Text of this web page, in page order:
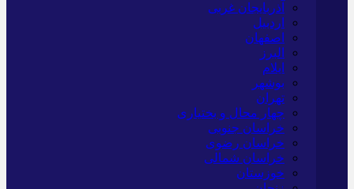
آذربایجان غربی
اردبیل
اصفهان
البرز
ایلام
بوشهر
تهران
چهار محال و بختیاری
خراسان جنوبی
خراسان رضوی
خراسان شمالی
خوزستان